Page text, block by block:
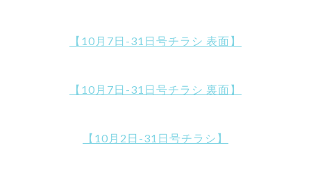
【10月7日-31日号チラシ 表面】
【10月7日-31日号チラシ 裏面】
【10月2日-31日号チラシ】